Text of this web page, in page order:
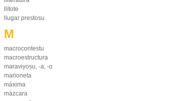
llítote
llugar prestosu
M
macrocontestu
macroestructura
maraviyosu, -a, -o
marioneta
máxima
mázcara